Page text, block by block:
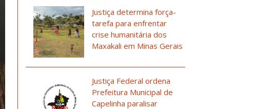
Justiça determina força-
tarefa para enfrentar
crise humanitária dos
Maxakali em Minas Gerais
Justiça Federal ordena
Prefeitura Municipal de
Capelinha paralisar